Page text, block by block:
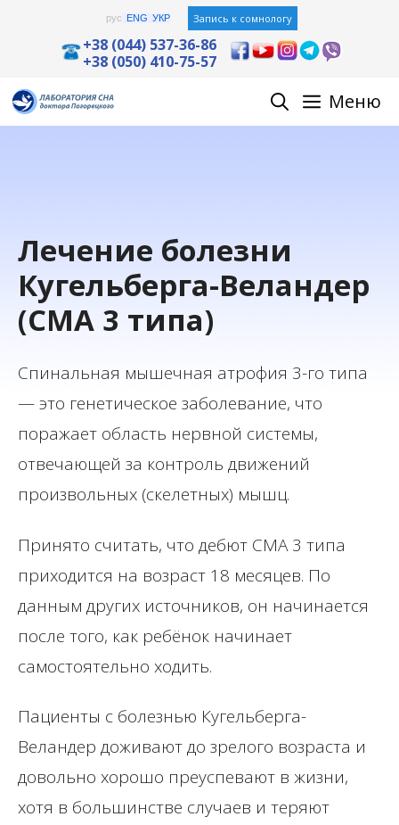
содержимому
рус ENG УКР Запись к сомнологу
+38 (044) 537-36-86
+38 (050) 410-75-57
Меню
Лечение болезни
Кугельберга-Веландер
(СМА 3 типа)
Спинальная мышечная атрофия 3-го типа
— это генетическое заболевание, что
поражает область нервной системы,
отвечающей за контроль движений
произвольных (скелетных) мышц.
Принято считать, что дебют СМА 3 типа
приходится на возраст 18 месяцев. По
данным других источников, он начинается
после того, как ребёнок начинает
самостоятельно ходить.
Пациенты с болезнью Кугельберга-
Веландер доживают до зрелого возраста и
довольно хорошо преуспевают в жизни,
хотя в большинстве случаев и теряют